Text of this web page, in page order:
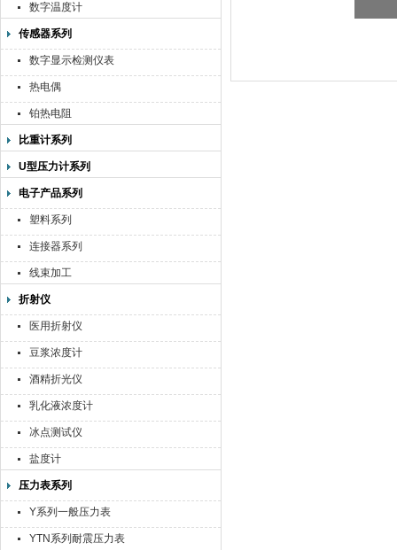
数字温度计
传感器系列
数字显示检测仪表
热电偶
铂热电阻
比重计系列
U型压力计系列
电子产品系列
塑料系列
连接器系列
线束加工
折射仪
医用折射仪
豆浆浓度计
酒精折光仪
乳化液浓度计
冰点测试仪
盐度计
压力表系列
Y系列一般压力表
YTN系列耐震压力表